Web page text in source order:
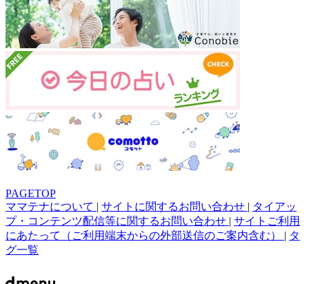
PAGETOP
ママテナについて | サイトに関するお問い合わせ | タイアッ
プ・コンテンツ配信等に関するお問い合わせ | サイトご利用
にあたって（ご利用端末からの外部送信のご案内含む） | タ
グ一覧